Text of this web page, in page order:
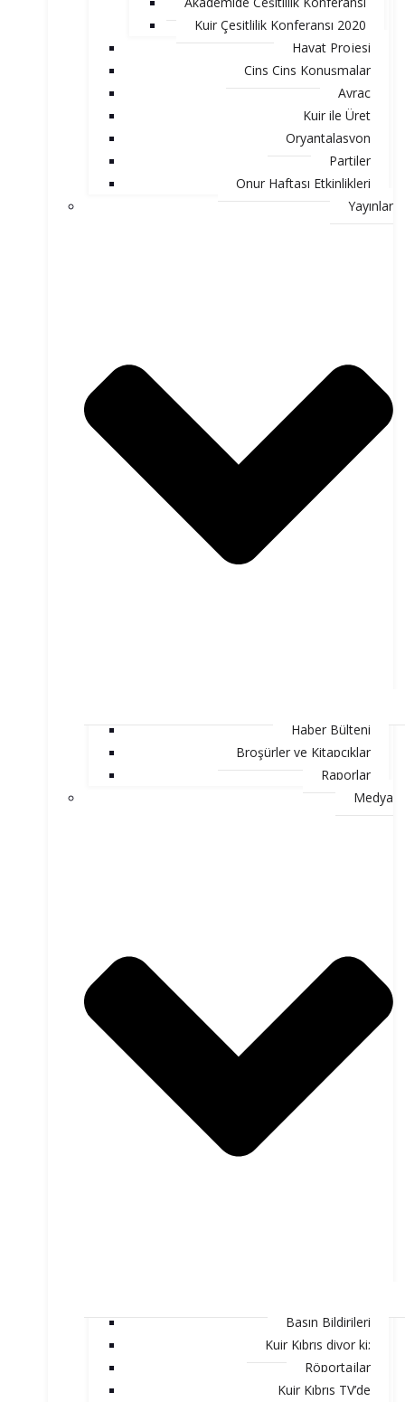
Kuir Çesitlilik Konferansı 2020
Hayat Projesi
Cins Cins Konuşmalar
Ayraç
Kuir ile Üret
Oryantalasyon
Partiler
Onur Haftası Etkinlikleri
Yayınlar
Haber Bülteni
Broşürler ve Kitapçıklar
Raporlar
Medya
Basın Bildirileri
Kuir Kıbrıs diyor ki;
Röportajlar
Kuir Kıbrıs TV’de